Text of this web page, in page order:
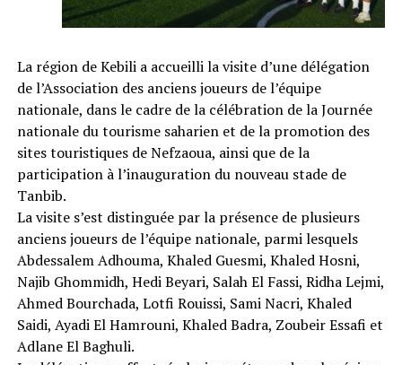
La région de Kebili a accueilli la visite d’une délégation
de l’Association des anciens joueurs de l’équipe
nationale, dans le cadre de la célébration de la Journée
nationale du tourisme saharien et de la promotion des
sites touristiques de Nefzaoua, ainsi que de la
participation à l’inauguration du nouveau stade de
Tanbib.
La visite s’est distinguée par la présence de plusieurs
anciens joueurs de l’équipe nationale, parmi lesquels
Abdessalem Adhouma, Khaled Guesmi, Khaled Hosni,
Najib Ghommidh, Hedi Beyari, Salah El Fassi, Ridha Lejmi,
Ahmed Bourchada, Lotfi Rouissi, Sami Nacri, Khaled
Saidi, Ayadi El Hamrouni, Khaled Badra, Zoubeir Essafi et
Adlane El Baghuli.